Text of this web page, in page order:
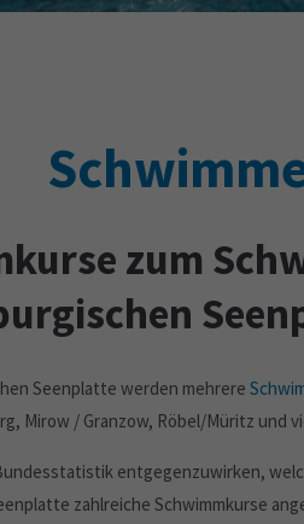
zum
Seenplatte werden mehrere
Mirow / Granzow, Röbel/Müritz und
entgegenzuwirken,
zahlreiche Schwimmkurse